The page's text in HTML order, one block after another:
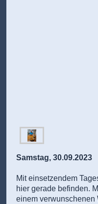
Samstag, 30.09.2023
Mit einsetzendem
hier gerade befinden.
einem verwunschenen